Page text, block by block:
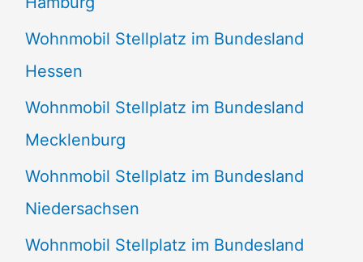
Wohnmobil Stellplatz im Bundesland
Hessen
Wohnmobil Stellplatz im Bundesland
Mecklenburg
Wohnmobil Stellplatz im Bundesland
Niedersachsen
Wohnmobil Stellplatz im Bundesland